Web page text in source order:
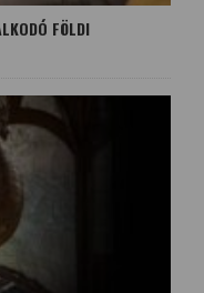
FÖLDI